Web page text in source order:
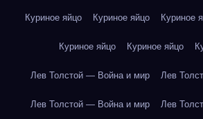
Куриное яйцо Куриное яйцо Куриное
Куриное яйцо Куриное яйцо
Лев Толстой — Война и мир Лев
Лев Толстой — Война и мир Лев